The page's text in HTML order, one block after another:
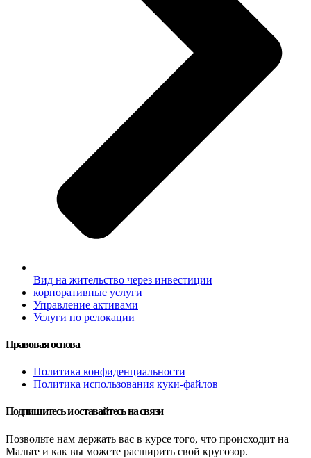
Вид на жительство через инвестиции
корпоративные услуги
Управление активами
Услуги по релокации
Правовая основа
Политика конфиденциальности
Политика использования куки-файлов
Подпишитесь и оставайтесь на связи
Позвольте нам держать вас в курсе того, что происходит на
Мальте и как вы можете расширить свой кругозор.